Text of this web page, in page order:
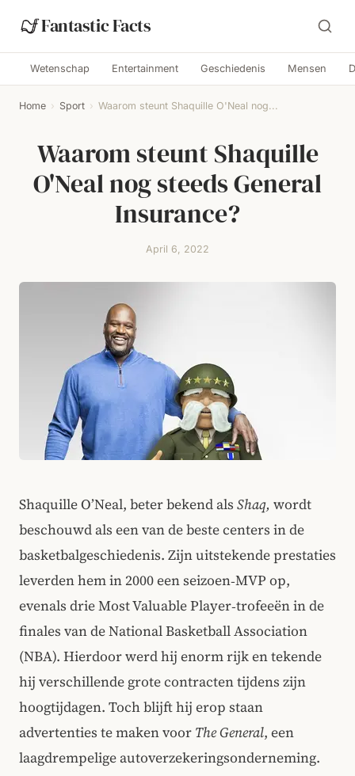
Fantastic Facts
Wetenschap Entertainment Geschiedenis Mensen
Home › Sport › Waarom steunt Shaquille O'Neal nog...
Waarom steunt Shaquille
O'Neal nog steeds General
Insurance?
April 6, 2022
Shaquille O’Neal, beter bekend als Shaq, wordt
beschouwd als een van de beste centers in de
basketbalgeschiedenis. Zijn uitstekende prestaties
leverden hem in 2000 een seizoen‑MVP op,
evenals drie Most Valuable Player‑trofeeën in de
finales van de National Basketball Association
(NBA). Hierdoor werd hij enorm rijk en tekende
hij verschillende grote contracten tijdens zijn
hoogtijdagen. Toch blijft hij erop staan
advertenties te maken voor The General, een
laagdrempelige autoverzekeringsonderneming.